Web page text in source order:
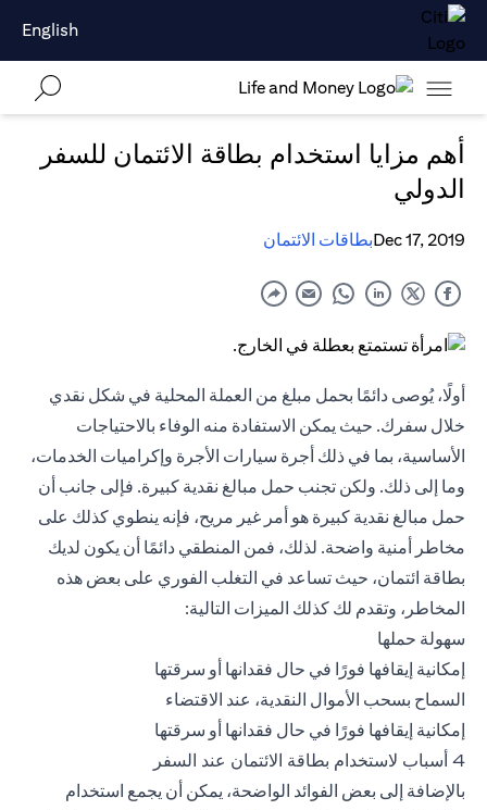
English
أهم مزايا استخدام بطاقة الائتمان للسفر
الدولي
Dec 17, 2019بطاقات الائتمان
أولًا، يُوصى دائمًا بحمل مبلغ من العملة المحلية في شكل نقدي
خلال سفرك. حيث يمكن الاستفادة منه الوفاء بالاحتياجات
الأساسية، بما في ذلك أجرة سيارات الأجرة وإكراميات الخدمات،
وما إلى ذلك. ولكن تجنب حمل مبالغ نقدية كبيرة. فإلى جانب أن
حمل مبالغ نقدية كبيرة هو أمر غير مريح، فإنه ينطوي كذلك على
مخاطر أمنية واضحة. لذلك، فمن المنطقي دائمًا أن يكون لديك
بطاقة ائتمان، حيث تساعد في التغلب الفوري على بعض هذه
المخاطر، وتقدم لك كذلك الميزات التالية:
سهولة حملها
إمكانية إيقافها فورًا في حال فقدانها أو سرقتها
السماح بسحب الأموال النقدية، عند الاقتضاء
إمكانية إيقافها فورًا في حال فقدانها أو سرقتها
4 أسباب لاستخدام بطاقة الائتمان عند السفر
بالإضافة إلى بعض الفوائد الواضحة، يمكن أن يجمع استخدام